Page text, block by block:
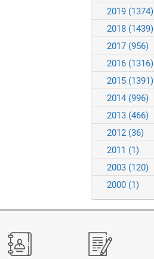
2019 (1374)
2018 (1439)
2017 (956)
2016 (1316)
2015 (1391)
2014 (996)
2013 (466)
2012 (36)
2011 (1)
2003 (120)
2000 (1)